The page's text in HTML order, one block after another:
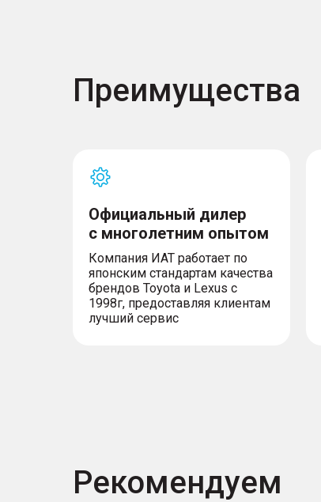
Преимущества
Официальный дилер
с многолетним опытом
Компания ИАТ работает по
японским стандартам качества
брендов Toyota и Lexus с
1998г, предоставляя клиентам
лучший сервис
Рекомендуем